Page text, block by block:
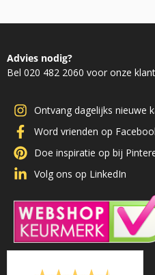
Advies nodig?
Bel 020 482 2060 voor onze
Ontvang dagelijks nieuwe
Word vrienden op
Doe inspiratie op bij
Volg ons op LinkedIn